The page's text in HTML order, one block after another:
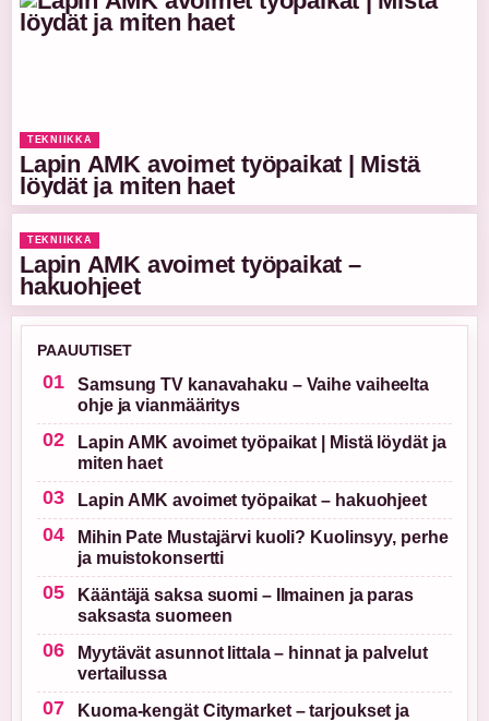
TEKNIIKKA
Lapin AMK avoimet työpaikat | Mistä
löydät ja miten haet
TEKNIIKKA
Lapin AMK avoimet työpaikat –
hakuohjeet
PAAUUTISET
Samsung TV kanavahaku – Vaihe vaiheelta
ohje ja vianmääritys
Lapin AMK avoimet työpaikat | Mistä löydät ja
miten haet
Lapin AMK avoimet työpaikat – hakuohjeet
Mihin Pate Mustajärvi kuoli? Kuolinsyy, perhe
ja muistokonsertti
Kääntäjä saksa suomi – Ilmainen ja paras
saksasta suomeen
Myytävät asunnot Iittala – hinnat ja palvelut
vertailussa
Kuoma-kengät Citymarket – tarjoukset ja